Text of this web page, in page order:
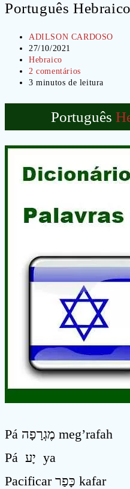
Português
Autor
do
post:
ADILSON CARDOSO
Post
publicado:
27/10/2021
Categoria
do
post:
Hebraico
Comentários
do
2 comentários
Tempo
leitura:
3 minutos de leitura
Português
Pá מֶגְרָפָה meg’rafah
Pá יָע ya
Pacificar כָּפַר kafar